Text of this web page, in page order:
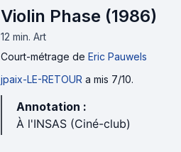
Violin Phase (1986)
12 min. Art
Court-métrage de Eric Pauwels
jpaix-LE-RETOUR a mis 7/10.
Annotation :
À l'INSAS (Ciné-club)